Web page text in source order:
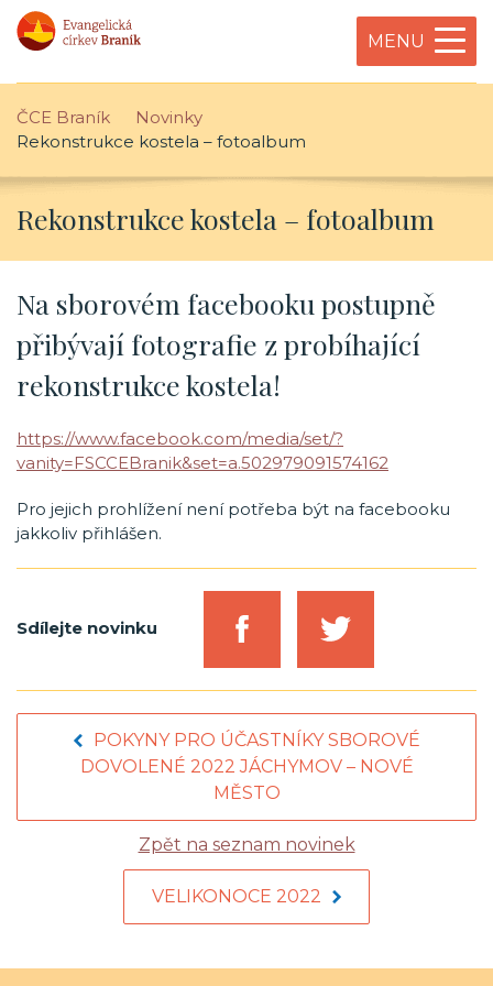
MENU
ČCE Braník
Novinky
Rekonstrukce kostela – fotoalbum
Rekonstrukce kostela – fotoalbum
Na sborovém facebooku postupně
přibývají fotografie z probíhající
rekonstrukce kostela!
https://www.facebook.com/media/set/?
vanity=FSCCEBranik&set=a.502979091574162
Pro jejich prohlížení není potřeba být na facebooku
jakkoliv přihlášen.
Sdílejte novinku
POKYNY PRO ÚČASTNÍKY SBOROVÉ
DOVOLENÉ 2022 JÁCHYMOV – NOVÉ
MĚSTO
Zpět na seznam novinek
VELIKONOCE 2022